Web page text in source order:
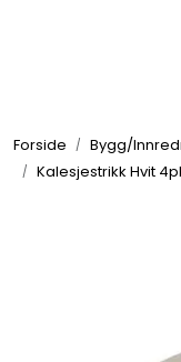
Forside Bygg/
Kalesjestrikk Hvit
Elektrisk